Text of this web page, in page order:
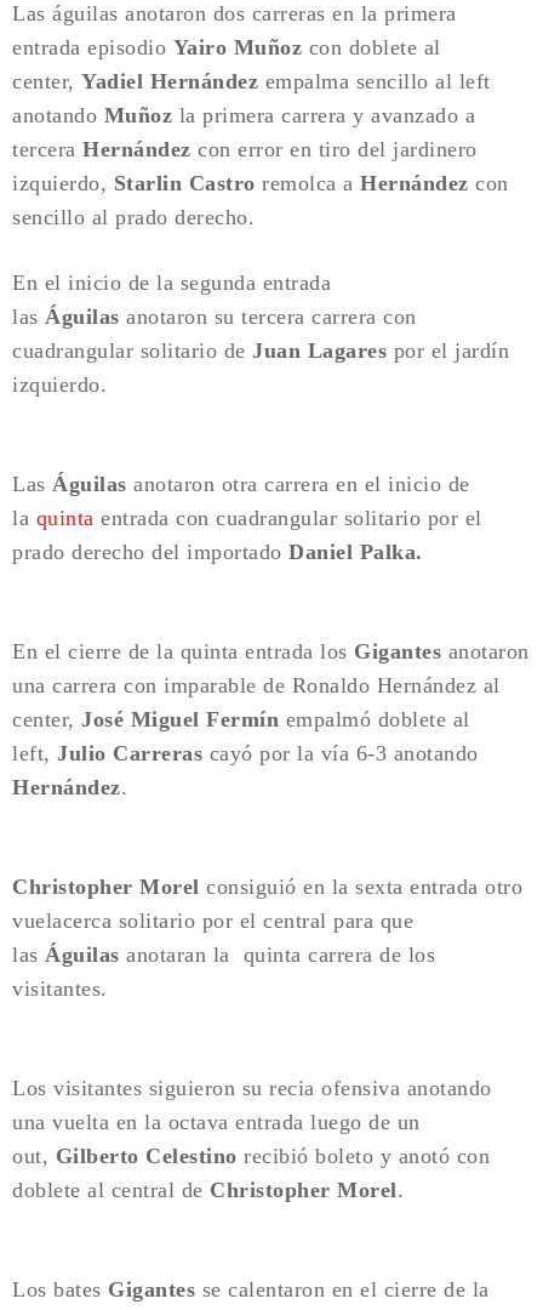
Las águilas anotaron dos carreras en la primera
entrada episodio Yairo Muñoz con doblete al
center, Yadiel Hernández empalma sencillo al left
anotando Muñoz la primera carrera y avanzado a
tercera Hernández con error en tiro del jardinero
izquierdo, Starlin Castro remolca a Hernández con
sencillo al prado derecho.
En el inicio de la segunda entrada
las Águilas anotaron su tercera carrera con
cuadrangular solitario de Juan Lagares por el jardín
izquierdo.
Las Águilas anotaron otra carrera en el inicio de
la quinta entrada con cuadrangular solitario por el
prado derecho del importado Daniel Palka.
En el cierre de la quinta entrada los Gigantes anotaron
una carrera con imparable de Ronaldo Hernández al
center, José Miguel Fermín empalmó doblete al
left, Julio Carreras cayó por la vía 6-3 anotando
Hernández.
Christopher Morel consiguió en la sexta entrada otro
vuelacerca solitario por el central para que
las Águilas anotaran la quinta carrera de los
visitantes.
Los visitantes siguieron su recia ofensiva anotando
una vuelta en la octava entrada luego de un
out, Gilberto Celestino recibió boleto y anotó con
doblete al central de Christopher Morel.
Los bates Gigantes se calentaron en el cierre de la